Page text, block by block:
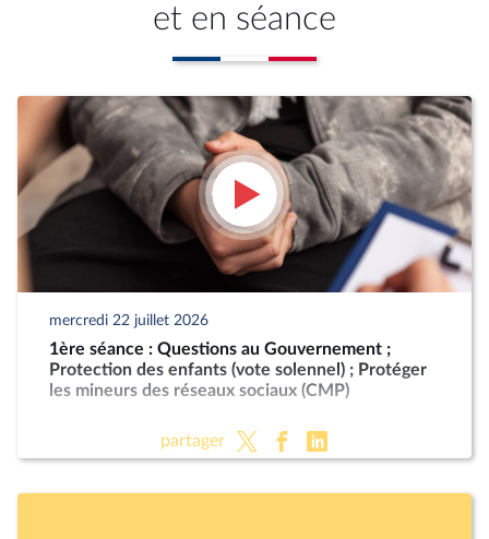
et en séance
mercredi 22 juillet 2026
1ère séance : Questions au Gouvernement ;
Protection des enfants (vote solennel) ; Protéger
les mineurs des réseaux sociaux (CMP)
partager